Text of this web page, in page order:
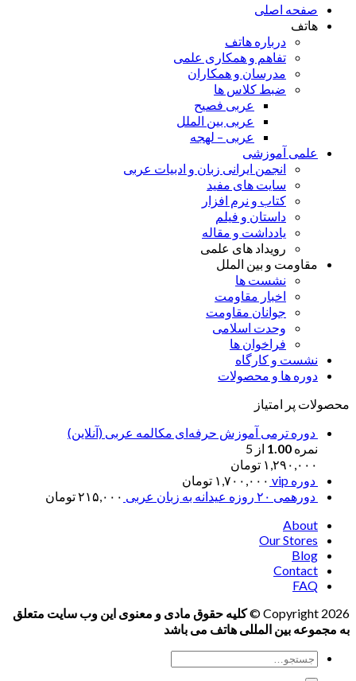
صفحه اصلی
هاتف
درباره هاتف
تفاهم و همکاری علمی
مدرسان و همکاران
ضبط کلاس ها
عربی فصیح
عربی بین الملل
عربی – لهجه
علمی آموزشی
انجمن ایرانی زبان و ادبیات عربی
سایت های مفید
کتاب و نرم افزار
داستان و فیلم
یادداشت و مقاله
رویداد های علمی
مقاومت و بین الملل
نشست ها
اخبار مقاومت
جوانان مقاومت
وحدت اسلامی
فراخوان ها
نشست و کارگاه
دوره ها و محصولات
محصولات پر امتیاز
دوره ترمی آموزش حرفه‌ای مکالمه عربی (آنلاین)
نمره 1.00 از 5
۱,۲۹۰,۰۰۰ تومان
دوره vip
۱,۷۰۰,۰۰۰ تومان
دورهمی ۲۰ روزه عیدانه به زبان عربی
۲۱۵,۰۰۰تومان
About
Our Stores
Blog
Contact
FAQ
Copyright 2026 ©
کلیه حقوق مادی و معنوی این وب سایت متعلق
به مجموعه بین المللی هاتف می باشد
جستجو
برای: